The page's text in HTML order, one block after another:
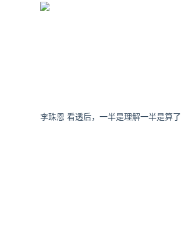
李珠恩 看透后，一半是理解一半是算了